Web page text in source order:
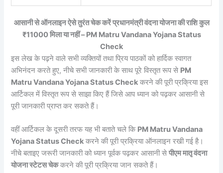
आसानी से ऑनलाइन ऐसे तुरंत चेक करें प्रधानमंत्री वंदना योजना की राशि कुल
₹11000 मिला या नहीं – PM Matru Vandana Yojana Status
Check
इस लेख के पढ़ने वाले सभी व्यक्तियों तथा प्रिय पाठकों को हार्दिक स्वागत
अभिनंदन करते हुए, नीचे सभी जानकारी के साथ पूरे विस्तृत रूप से PM
Matru Vandana Yojana Status Check करने की पूरी प्रक्रिया इस
आर्टिकल में विस्तृत रूप से साझा किए हैं जिसे आप ध्यान को पढ़कर आसानी से
पूरी जानकारी प्राप्त कर सकते हैं।
वहीं आर्टिकल के दूसरी तरफ यह भी बताते चले कि PM Matru Vandana
Yojana Status Check करने की पूरी प्रक्रिया ऑनलाइन रखी गई है।
नीचे बताइए जरूरी जानकारी को ध्यान पूर्वक पढ़कर आसानी सेपीएम मातृ वंदना
योजना स्टेटस चेककरने की पूरी प्रक्रिया जान सकते हैं।